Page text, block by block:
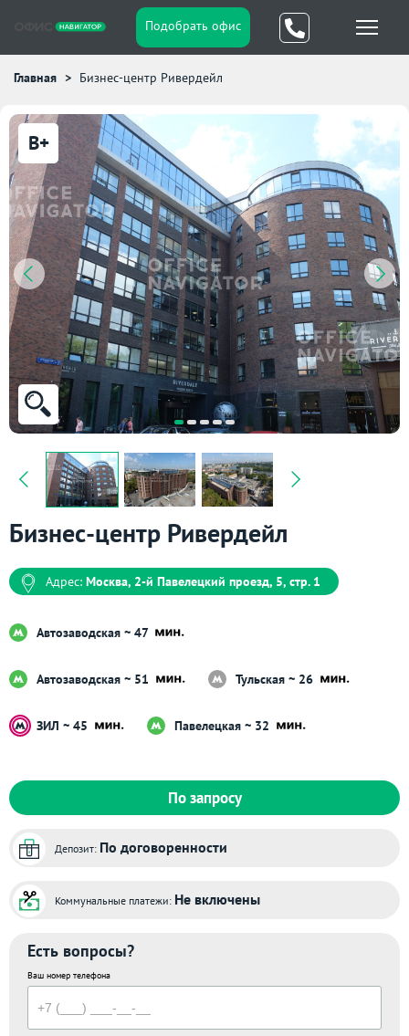
Подобрать офис
Главная Бизнес-центр Ривердейл
B+
Бизнес-центр Ривердейл
Адрес: Москва, 2-й Павелецкий проезд, 5, стр. 1
Автозаводская ~ 47
Автозаводская ~ 51 Тульская ~ 26
ЗИЛ ~ 45 Павелецкая ~ 32
По запросу
Депозит: По договоренности
Коммунальные платежи: Не включены
Есть вопросы?
Ваш номер телефона